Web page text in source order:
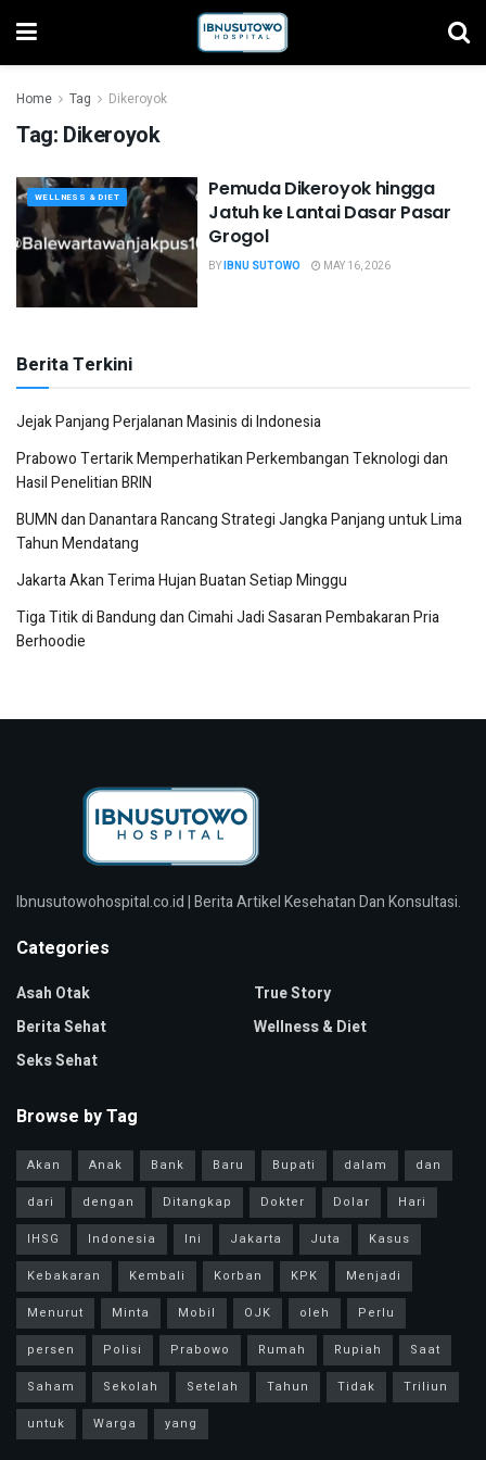
Home Tag Dikeroyok
Tag: Dikeroyok
WELLNESS & DIET
Pemuda Dikeroyok hingga
Jatuh ke Lantai Dasar Pasar
Grogol
BYIBNU SUTOWO MAY 16, 2026
Berita Terkini
Jejak Panjang Perjalanan Masinis di Indonesia
Prabowo Tertarik Memperhatikan Perkembangan Teknologi dan
Hasil Penelitian BRIN
BUMN dan Danantara Rancang Strategi Jangka Panjang untuk Lima
Tahun Mendatang
Jakarta Akan Terima Hujan Buatan Setiap Minggu
Tiga Titik di Bandung dan Cimahi Jadi Sasaran Pembakaran Pria
Berhoodie
Ibnusutowohospital.co.id | Berita Artikel Kesehatan Dan Konsultasi.
Categories
Asah Otak
Berita Sehat
Seks Sehat
True Story
Wellness & Diet
Browse by Tag
Akan Anak Bank Baru Bupati dalam
dan
dari
dengan Ditangkap Dokter Dolar
Hari
IHSG
Indonesia Ini Jakarta Juta
Kasus
Kebakaran
Kembali Korban KPK
Menjadi
Menurut
Minta Mobil OJK oleh
Perlu
persen
Polisi Prabowo Rumah Rupiah
Saat
Saham
Sekolah Setelah Tahun Tidak
Triliun
untuk
Warga yang